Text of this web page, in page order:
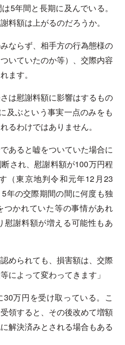
5年間と長期に及んでいる。
料額は上がるのだろうか。
ならず、相手方の行為態様の
いていたのか等）、交際内容
ます。
は慰謝料額に影響はするもの
及ぶという事実一点のみをも
るわけではありません。
あると嘘をついていた場合に
され、慰謝料額が100万円程
（東京地判令和元年12月23
年の交際期間の間に何度も独
つかれていた等の事情があれ
慰謝料額が増える可能性もあ
められても、損害額は、交際
によって変わってきます」
万円を受け取っている。こ
領すると、その後改めて増額
解決済みとされる場合もある